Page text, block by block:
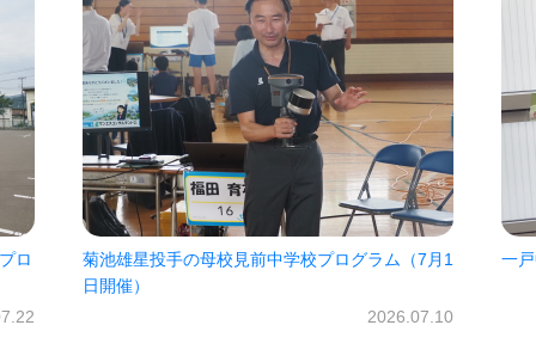
月1
一戸中未来パスポート2026!!
㈱